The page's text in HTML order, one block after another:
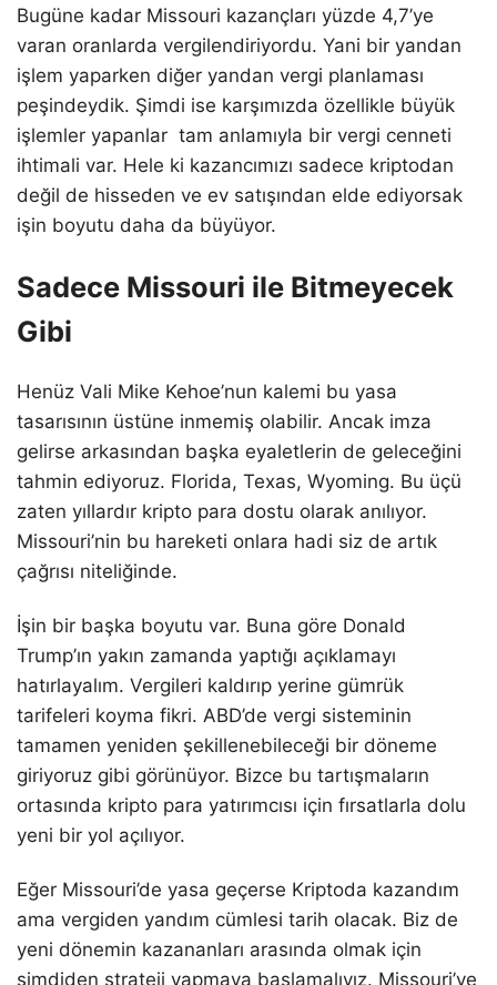
Bugüne kadar Missouri kazançları yüzde 4,7’ye
varan oranlarda vergilendiriyordu. Yani bir yandan
işlem yaparken diğer yandan vergi planlaması
peşindeydik. Şimdi ise karşımızda özellikle büyük
işlemler yapanlar tam anlamıyla bir vergi cenneti
ihtimali var. Hele ki kazancımızı sadece kriptodan
değil de hisseden ve ev satışından elde ediyorsak
işin boyutu daha da büyüyor.
Sadece Missouri ile Bitmeyecek
Gibi
Henüz Vali Mike Kehoe’nun kalemi bu yasa
tasarısının üstüne inmemiş olabilir. Ancak imza
gelirse arkasından başka eyaletlerin de geleceğini
tahmin ediyoruz. Florida, Texas, Wyoming. Bu üçü
zaten yıllardır kripto para dostu olarak anılıyor.
Missouri’nin bu hareketi onlara hadi siz de artık
çağrısı niteliğinde.
İşin bir başka boyutu var. Buna göre Donald
Trump’ın yakın zamanda yaptığı açıklamayı
hatırlayalım. Vergileri kaldırıp yerine gümrük
tarifeleri koyma fikri. ABD’de vergi sisteminin
tamamen yeniden şekillenebileceği bir döneme
giriyoruz gibi görünüyor. Bizce bu tartışmaların
ortasında kripto para yatırımcısı için fırsatlarla dolu
yeni bir yol açılıyor.
Eğer Missouri’de yasa geçerse Kriptoda kazandım
ama vergiden yandım cümlesi tarih olacak. Biz de
yeni dönemin kazananları arasında olmak için
şimdiden strateji yapmaya başlamalıyız. Missouri’ye